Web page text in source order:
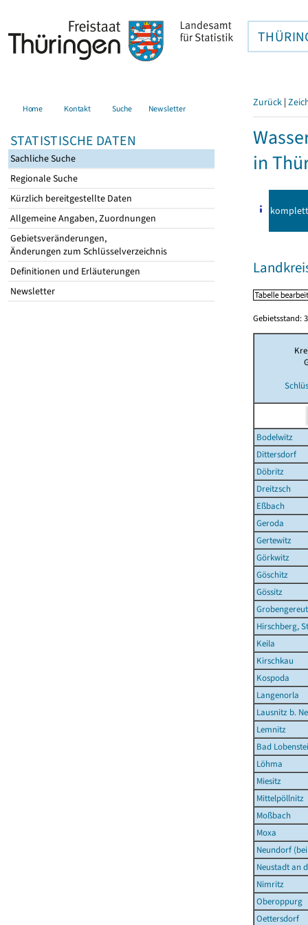
Home Kontakt Suche Newsletter
STATISTISCHE DATEN
Sachliche Suche
Regionale Suche
Kürzlich bereitgestellte Daten
Allgemeine Angaben, Zuordnungen
Gebietsveränderungen,
Änderungen zum Schlüsselverzeichnis
Definitionen und Erläuterungen
Newsletter
Zurück |
in
komplett
Gebietsstand:
Bodelwitz
Dittersdorf
Döbritz
Dreitzsch
Eßbach
Geroda
Gertewitz
Görkwitz
Göschitz
Gössitz
Hirschberg,
Keila
Kirschkau
Kospoda
Langenorla
Lausnitz b.
Lemnitz
Bad
Löhma
Miesitz
Mittelpöllnitz
Moßbach
Moxa
Neundorf
Neustadt an
Nimritz
Oberoppurg
Oettersdorf